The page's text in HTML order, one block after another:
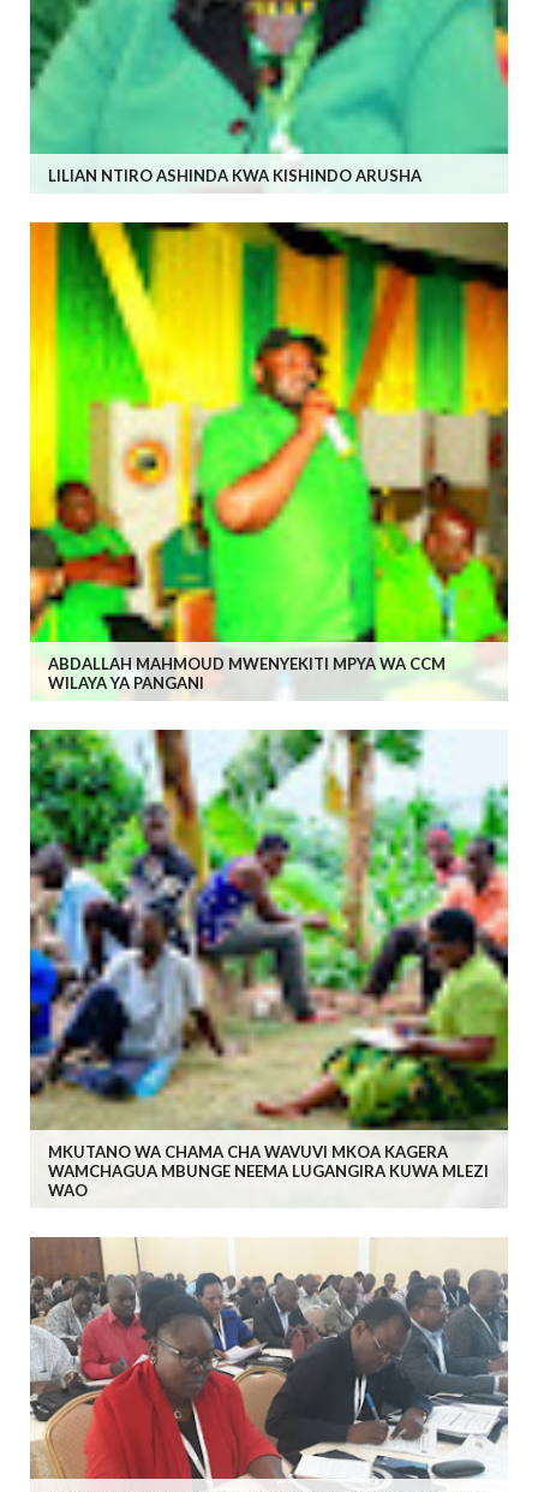
LILIAN NTIRO ASHINDA KWA KISHINDO ARUSHA
ABDALLAH MAHMOUD MWENYEKITI MPYA WA CCM
WILAYA YA PANGANI
MKUTANO WA CHAMA CHA WAVUVI MKOA KAGERA
WAMCHAGUA MBUNGE NEEMA LUGANGIRA KUWA MLEZI
WAO